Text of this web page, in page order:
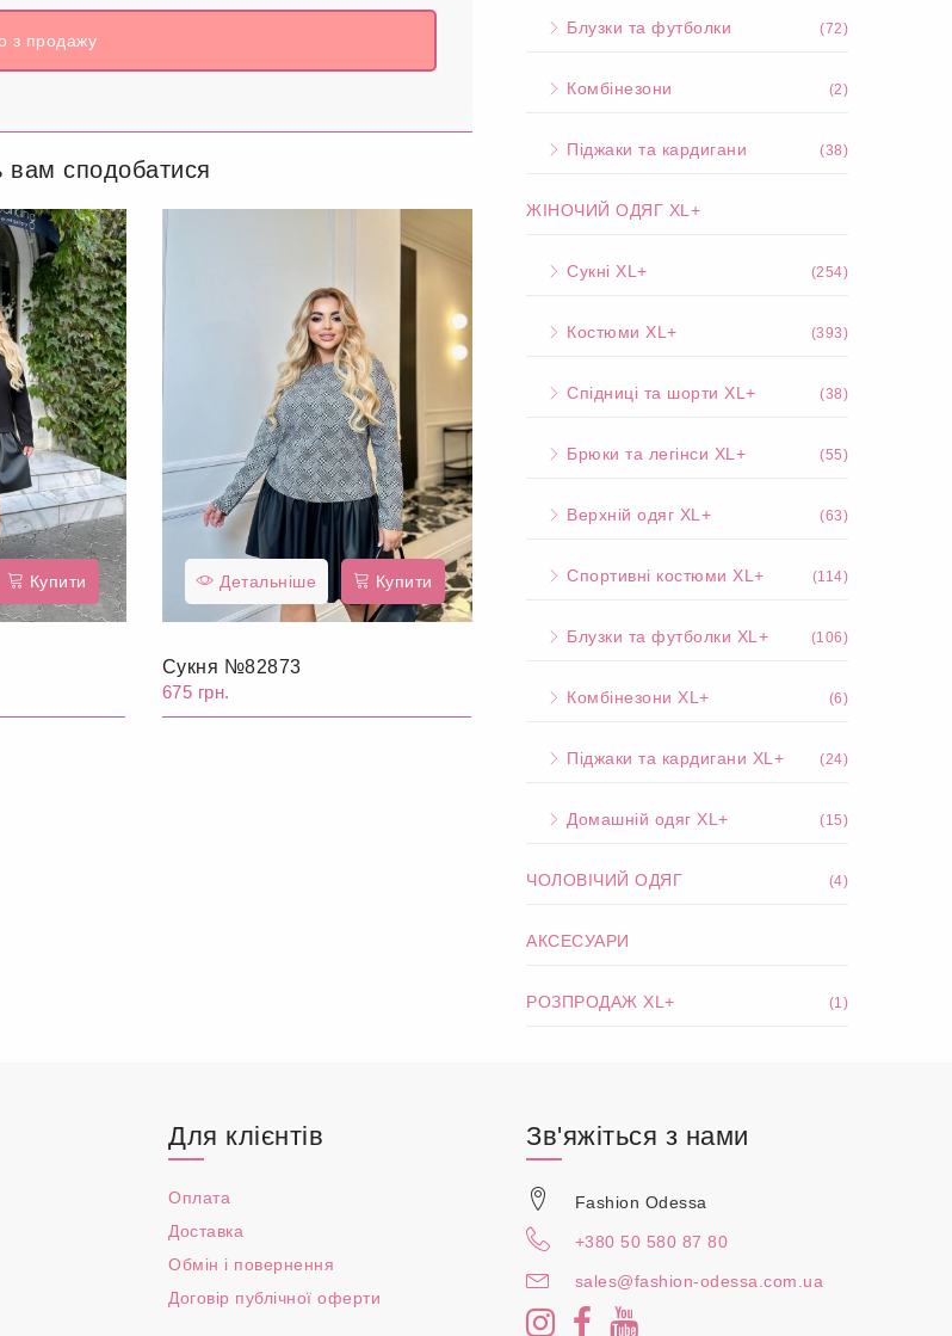
з продажу
вам сподобатися
Купити Детальніше Купити
Сукня №82873
675 грн.
Блузки та футболки (72)
Комбінезони (2)
Піджаки та кардигани (38)
ЖІНОЧИЙ ОДЯГ XL+
Сукні XL+ (254)
Костюми XL+ (393)
Спідниці та шорти XL+ (38)
Брюки та легінси XL+ (55)
Верхній одяг XL+ (63)
Спортивні костюми XL+ (114)
Блузки та футболки XL+ (106)
Комбінезони XL+ (6)
Піджаки та кардигани XL+ (24)
Домашній одяг XL+ (15)
ЧОЛОВІЧИЙ ОДЯГ (4)
АКСЕСУАРИ
РОЗПРОДАЖ XL+ (1)
Для клієнтів
Оплата
Доставка
Обмін і повернення
Договір публічної оферти
Зв'яжіться з нами
Fashion Odessa
+380 50 580 87 80
sales@fashion-odessa.com.ua